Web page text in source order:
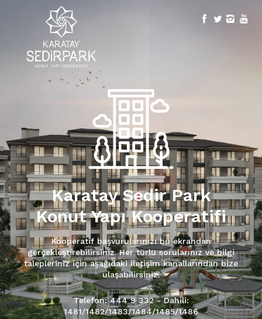
Karatay Sedir Park
Konut Yapı Kooperatifi
Kooperatif başvurularınızı bu ekrandan
gerçekleştirebilirsiniz. Her türlü sorularınız ve bilgi
talepleriniz için aşağıdaki iletişim kanallarından bize
ulaşabilirsiniz.
Telefon:444 9 332 - Dahili:
1481/1482/1483/1484/1485/1486